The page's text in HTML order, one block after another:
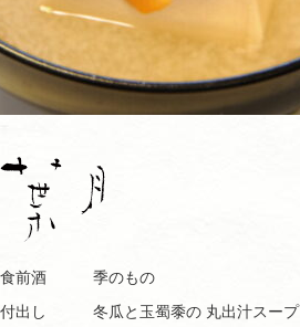
食前酒
季のもの
付出し
冬瓜と玉蜀黍の 丸出汁スープ